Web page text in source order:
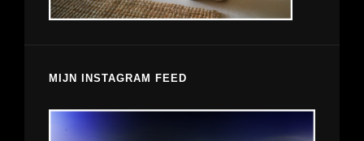
MIJN INSTAGRAM FEED